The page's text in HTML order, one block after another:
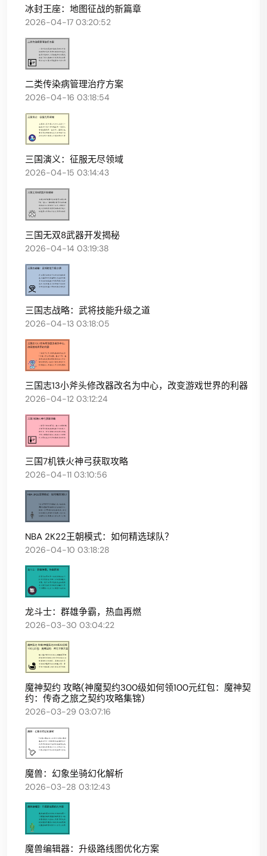
冰封王座：地图征战的新篇章
2026-04-17 03:20:52
二类传染病管理治疗方案
2026-04-16 03:18:54
三国演义：征服无尽领域
2026-04-15 03:14:43
三国无双8武器开发揭秘
2026-04-14 03:19:38
三国志战略：武将技能升级之道
2026-04-13 03:18:05
三国志13小斧头修改器改名为中心，改变游戏世界的利器
2026-04-12 03:12:24
三国7机铁火神弓获取攻略
2026-04-11 03:10:56
NBA 2K22王朝模式：如何精选球队？
2026-04-10 03:18:28
龙斗士：群雄争霸，热血再燃
2026-03-30 03:04:22
魔神契约 攻略(神魔契约300级如何领100元红包：魔神契
约：传奇之旅之契约攻略集锦)
2026-03-29 03:07:16
魔兽：幻象坐骑幻化解析
2026-03-28 03:12:43
魔兽编辑器：升级路线图优化方案